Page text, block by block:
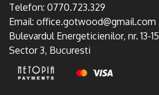
Telefon: 0770.723.329
Email: office.gotwood@gmail.com
Bulevardul Energeticienilor, nr. 13-15
Sector 3, Bucuresti